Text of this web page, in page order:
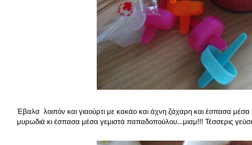
Έβαλα λοιπόν και γιαούρτι με κακάο και άχνη ζάχαρη και έσπασα μέσα
μυρωδιά κι έσπασα μέσα γεμιστά παπαδοπούλου...μιαμ!!! Τέσσερις